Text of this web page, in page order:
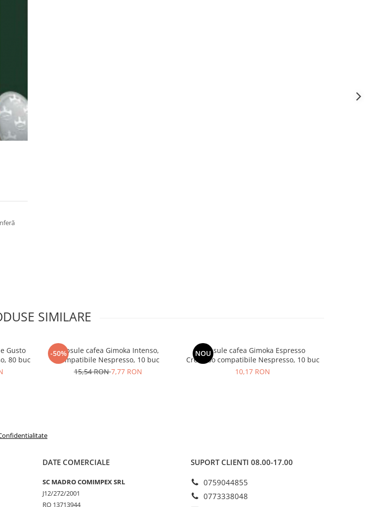
SIMILARE
Gusto
80 buc
-50%
Capsule cafea Gimoka Intenso,
Compatibile Nespresso, 10 buc
15,54 RON7,77 RON
NOU
Capsule cafea Gimoka Espresso
Cremoso compatibile Nespresso, 10 buc
10,17 RON
DATE COMERCIALE
SC MADRO COMIMPEX SRL
J12/272/2001
RO 13713944
SUPORT CLIENTI 08.00-17.00
0759044855
0773338048